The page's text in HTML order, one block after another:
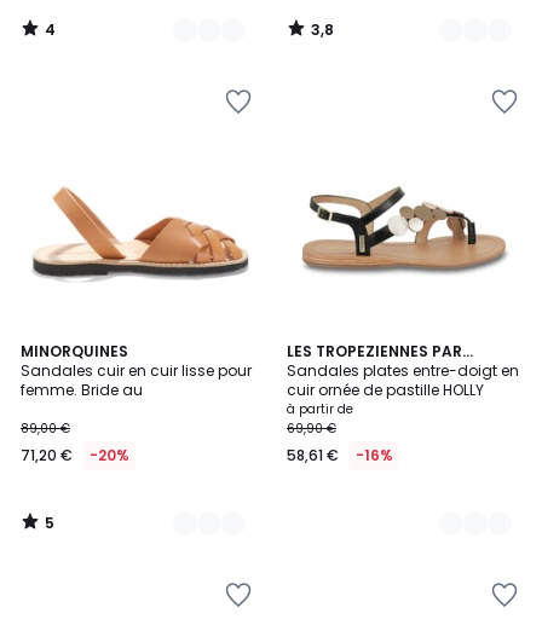
4
/
3,8
/
MINORQUINES
Sandales cuir en cuir lisse pour
femme. Bride au
89,00 €
71,20 € -20%
5
/
5
2
Couleurs
5
/
LES TROPEZIENNES PAR
M.BELARBI
Sandales plates entre-doigt en
cuir ornée de pastille HOLLY
à partir de
69,90 €
58,61 € -16%
2
Couleurs